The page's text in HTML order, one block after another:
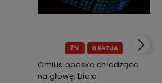
7% OKAZJA
Omius opaska chłodząca
na głowę, biała